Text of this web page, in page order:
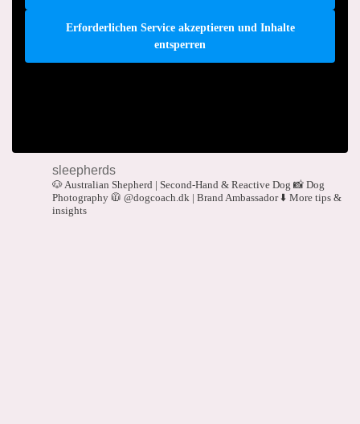
Erforderlichen Service akzeptieren und Inhalte
entsperren
sleepherds
🐶 Australian Shepherd | Second-Hand & Reactive Dog 📸 Dog
Photography 🧥 @dogcoach.dk | Brand Ambassador⬇️ More tips &
insights